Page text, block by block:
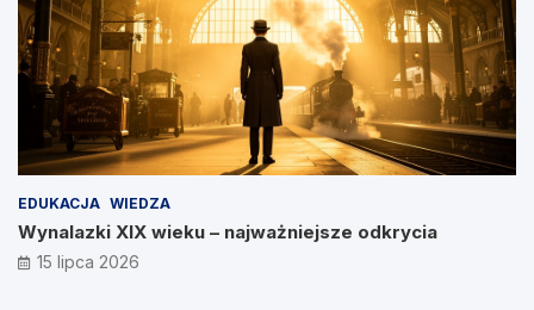
EDUKACJA WIEDZA
Wynalazki XIX wieku – najważniejsze odkrycia
15 lipca 2026